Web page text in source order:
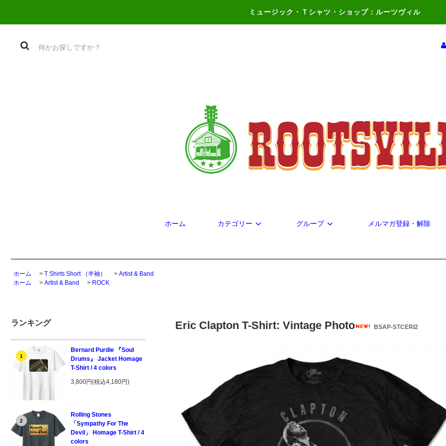
ミュージック・Ｔシャツ・ショップ：ルーツヴィル
ホーム カテゴリー グループ メルマガ登録・解除
ホーム > T Shirts Short （半袖） > Artist & Band
ホーム
> Artist & Band > ROCK
ランキング
1
Bernard Purdie 『Soul
Drums』 Jacket Homage
T-Shirt / 4 colors
3,800円(税込4,180円)
2
Rolling Stones
「Sympathy For The
Devil」 Homage T-Shirt / 4
colors
Eric Clapton T-Shirt: Vintage Photo BSAP-STCERI2